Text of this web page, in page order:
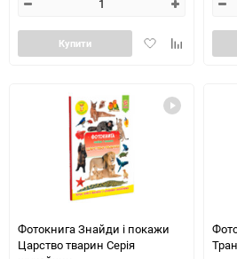
ДодатиДодайте
порівняння
Купити
Фотокнига Знайди і покажи
Царство тварин Серія